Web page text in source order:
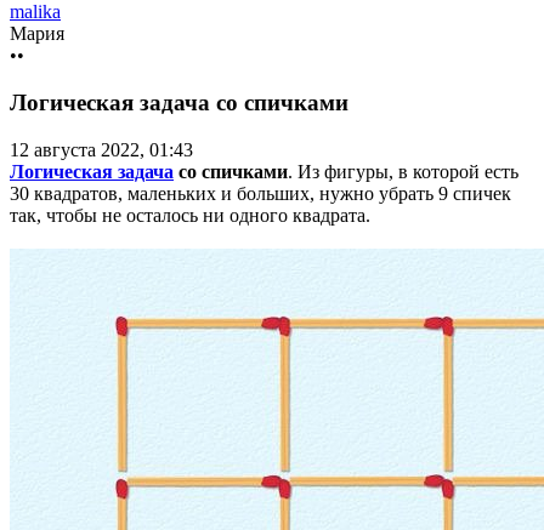
malika
Мария
••
Логическая задача со спичками
12 августа 2022, 01:43
Логическая задача со спичками. Из фигуры, в которой есть
30 квадратов, маленьких и больших, нужно убрать 9 спичек
так, чтобы не осталось ни одного квадрата.